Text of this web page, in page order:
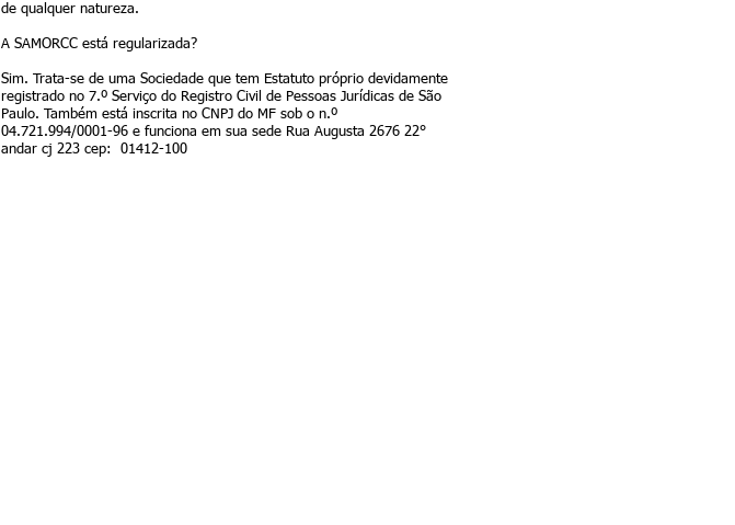
de qualquer natureza.
A SAMORCC está regularizada?
Sim. Trata-se de uma Sociedade que tem Estatuto próprio devidamente
registrado no 7.º Serviço do Registro Civil de Pessoas Jurídicas de São
Paulo. Também está inscrita no CNPJ do MF sob o n.º
04.721.994/0001-96 e funciona em sua sede Rua Augusta 2676 22°
andar cj 223 cep: 01412-100